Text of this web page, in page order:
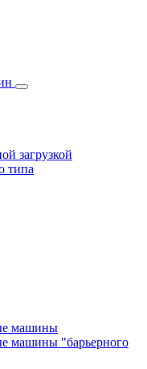
загрузкой
типа
машины
машины "барьерного